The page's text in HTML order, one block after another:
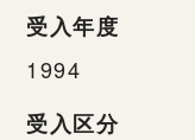
受入年度
1994
受入区分